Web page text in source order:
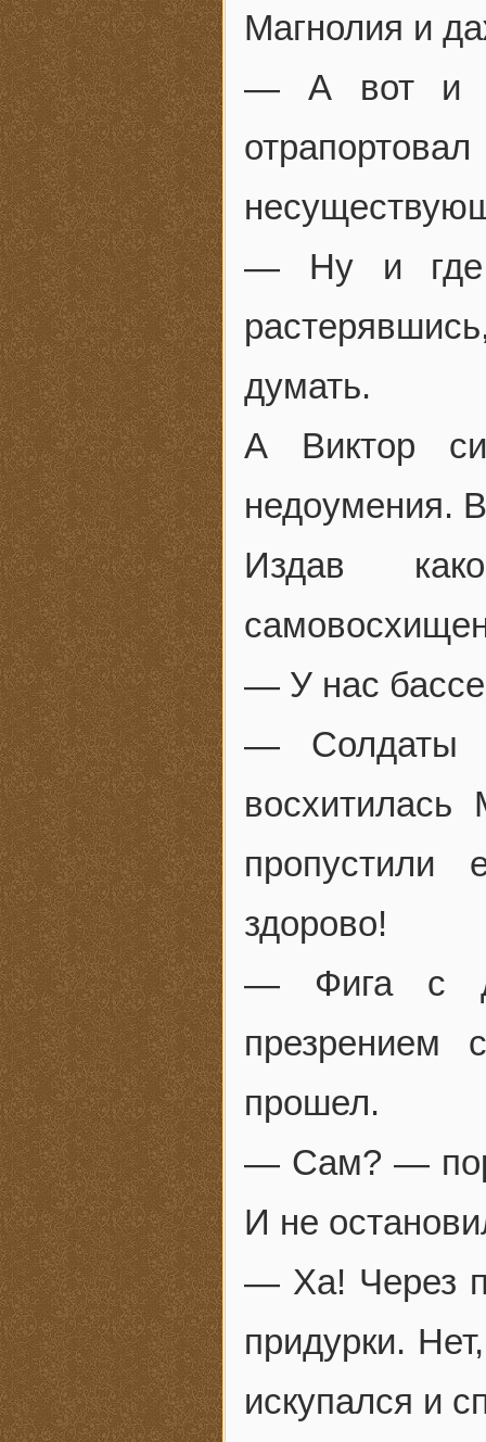
Магнолия и
— А вот и
— Ну и где
думать.
А Виктор
недоумения.
Издав
— У нас
— Солдаты
пропустили
здорово!
— Фига с
прошел.
— Сам? —
И не
— Ха! Через
придурки.
искупался и